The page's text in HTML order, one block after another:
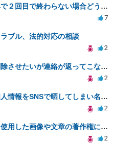
開示請求の仮処分での審尋で２回目で終わらない場合どうしたらいいですか
7
ブル、法的対応の相談
2
無断で動画を撮影され、削除させたいが連絡が返ってこない。
2
当方の腹いせで相手方の個人情報をSNSで晒してしまい名誉毀損させてしまったかもしれない
2
ホームページ制作における使用した画像や文章の著作権について
2